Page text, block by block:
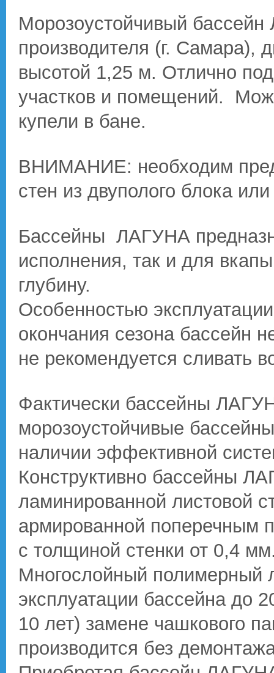
Морозоустойчивый
производителя (г.
высотой 1,25 м. Отлично
участков и помещений.
купели в бане.
ВНИМАНИЕ: необходим
стен из двуполого блока
Бассейны ЛАГУНА
исполнения, так и для
глубину.
Особенностью
окончания сезона бассейн
не рекомендуется сливать
Фактически бассейны
морозоустойчивые
наличии эффективной
Конструктивно бассейны
ламинированной листовой
армированной поперечным
с толщиной стенки от 0,4
Многослойный полимерный
эксплуатации бассейна до
10 лет) замене чашкового
производится без